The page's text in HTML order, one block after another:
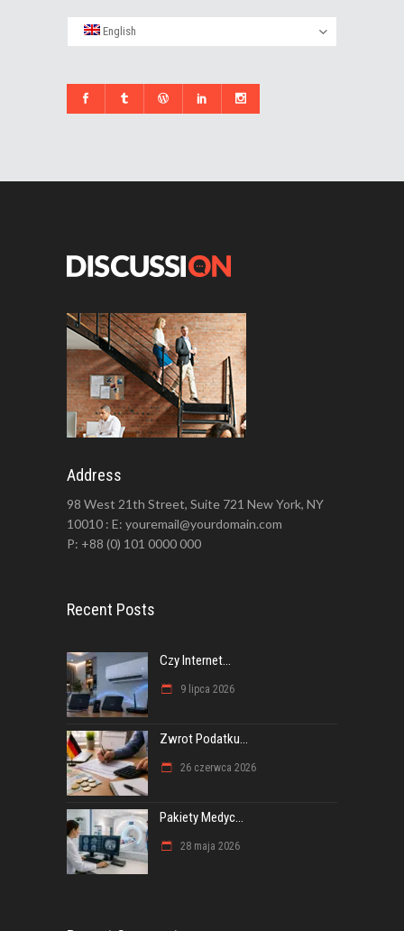
English
Address
98 West 21th Street, Suite 721 New York, NY
10010 : E: youremail@yourdomain.com
P: +88 (0) 101 0000 000
Recent Posts
Czy Internet...
9 lipca 2026
Zwrot Podatku...
26 czerwca 2026
Pakiety Medyc...
28 maja 2026